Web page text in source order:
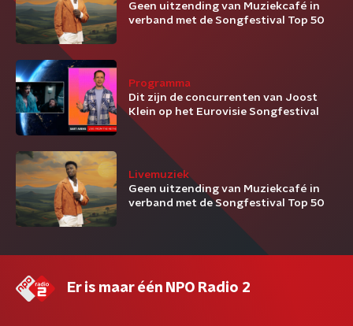
Geen uitzending van Muziekcafé in
verband met de Songfestival Top 50
Programma
Dit zijn de concurrenten van Joost
Klein op het Eurovisie Songfestival
Livemuziek
Geen uitzending van Muziekcafé in
verband met de Songfestival Top 50
Er is maar één NPO Radio 2